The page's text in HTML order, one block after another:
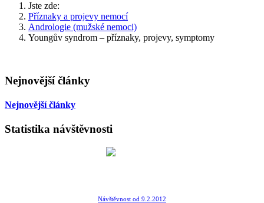
Jste zde:
Příznaky a projevy nemocí
Andrologie (mužské nemoci)
Youngův syndrom – příznaky, projevy, symptomy
Nejnovější články
Nejnovější články
Statistika návštěvnosti
Návštěvnost od 9.2.2012